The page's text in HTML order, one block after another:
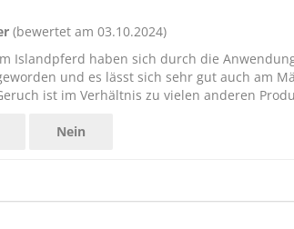
(bewertet am 03.10.2024)
Islandpferd haben sich durch die
und es lässt sich sehr gut auch am
ist im Verhältnis zu vielen anderen
Nein